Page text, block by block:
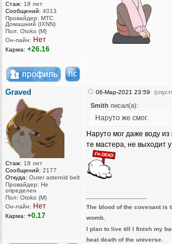
Стаж: 18 лет
Сообщений: 4013
Провайдер: МТС
Домашний (IXNN)
Пол: Otoko (M)
Он-лайн: Нет
Карма: +26.16
Graved
Стаж: 18 лет
Сообщений: 2177
Откуда: Outer asteroid belt
Провайдер: Не
определен
Пол: Otoko (M)
Он-лайн: Нет
Карма: +0.17
06-Мар-2021 23:59
Smith писал(а):
Наруто же смог.
Наруто мог даже воду
те мастера, не выходит
The blood of the covenant is
womb.
I plan to live till I finish my
heat death of the universe.